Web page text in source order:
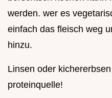
werden. wer es
einfach das fleisch weg
hinzu.
Linsen oder
proteinquelle!